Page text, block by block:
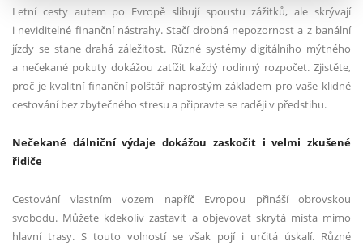
Letní cesty autem po Evropě slibují spoustu zážitků, ale skrývají
i neviditelné finanční nástrahy. Stačí drobná nepozornost a z banální
jízdy se stane drahá záležitost. Různé systémy digitálního mýtného
a nečekané pokuty dokážou zatížit každý rodinný rozpočet. Zjistěte,
proč je kvalitní finanční polštář naprostým základem pro vaše klidné
cestování bez zbytečného stresu a připravte se raději v předstihu.
Nečekané dálniční výdaje dokážou zaskočit i velmi zkušené
řidiče
Cestování vlastním vozem napříč Evropou přináší obrovskou
svobodu. Můžete kdekoliv zastavit a objevovat skrytá místa mimo
hlavní trasy. S touto volností se však pojí i určitá úskalí. Různé